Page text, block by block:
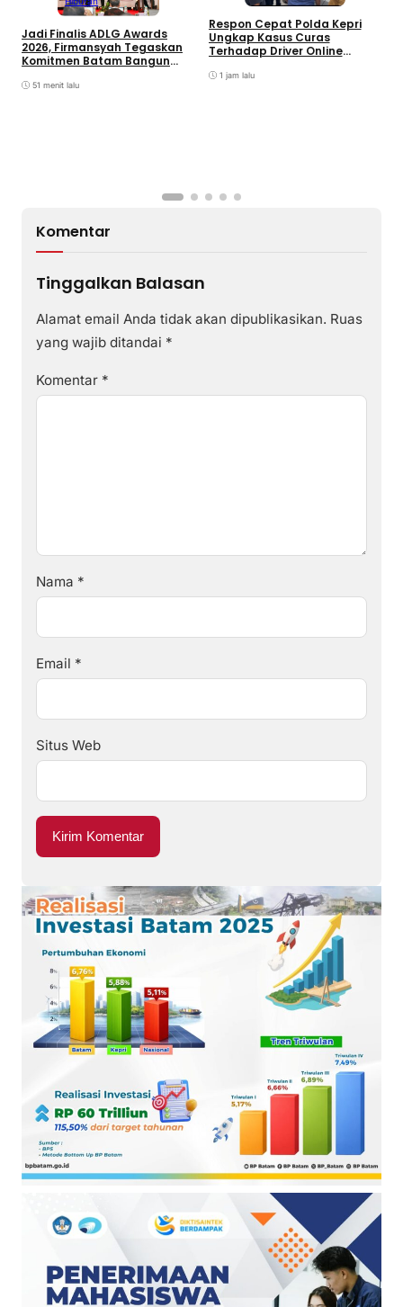
Jadi Finalis ADLG Awards
2026, Firmansyah Tegaskan
Komitmen Batam Bangun
51 menit lalu
Respon Cepat Polda Kepri
Ungkap Kasus Curas
Terhadap Driver Online
1 jam lalu
Komentar
Tinggalkan Balasan
Alamat email Anda tidak akan dipublikasikan. Ruas
yang wajib ditandai *
Komentar *
Nama *
Email *
Situs Web